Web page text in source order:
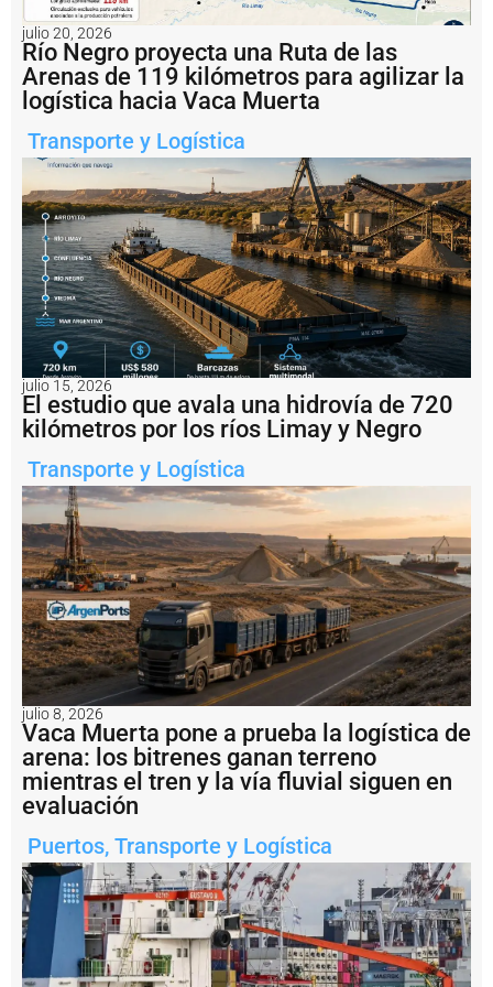
n
ti
n
a
i
p
u
s
o
u
n
a
m
u
lt
a
e
U
S
D
1
.
2
m
il
l
o
n
e
s
a
l
b
u
q
u
e
H
a
i
X
i
a
n
julio 20, 2026
Río Negro proyecta una Ruta de las
Arenas de 119 kilómetros para agilizar la
logística hacia Vaca Muerta
Transporte y Logística
julio 15, 2026
El estudio que avala una hidrovía de 720
kilómetros por los ríos Limay y Negro
Transporte y Logística
julio 8, 2026
Vaca Muerta pone a prueba la logística de
arena: los bitrenes ganan terreno
mientras el tren y la vía fluvial siguen en
evaluación
Puertos, Transporte y Logística